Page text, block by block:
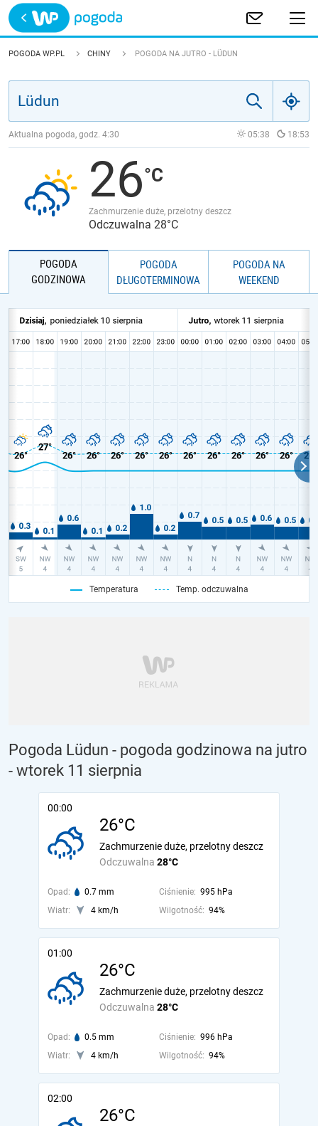
Trwa ładowanie
POLSKA
JAKOŚĆ POWIETRZA
POGODA WP.PL CHINY POGODA NA JUTRO - LÜDUN
Aktualna pogoda, godz. 4:30 05:38 18:53
26
Zachmurzenie duże, przelotny deszcz
Odczuwalna 28°C
POGODA
GODZINOWA
POGODA
DŁUGOTERMINOWA
POGODA NA
WEEKEND
Temperatura Temp. odczuwalna
Pogoda Lüdun - pogoda godzinowa na jutro
- wtorek 11 sierpnia
00:00
26°C
Odczuwalna 28°C
Zachmurzenie duże, przelotny deszcz
Opad: 0.7 mm Ciśnienie: 995 hPa
Wiatr:
4 km/h Wilgotność: 94%
01:00
26°C
Odczuwalna 28°C
Zachmurzenie duże, przelotny deszcz
Opad: 0.5 mm Ciśnienie: 996 hPa
Wiatr:
4 km/h Wilgotność: 94%
02:00
26°C